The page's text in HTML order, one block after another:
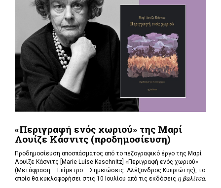
«Περιγραφή ενός χωριού» της Μαρί
Λουίζε Κάσνιτς (προδημοσίευση)
Προδημοσίευση αποσπάσματος από το πεζογραφικό έργο της Μαρί
Λουίζε Κάσνιτς [Marie Luise Kaschnitz] «Περιγραφή ενός χωριού»
(Μετάφραση – Επίμετρο – Σημειώσεις: Αλέξανδρος Κυπριώτης), το
οποίο θα κυκλοφορήσει στις 10 Ιουλίου από τις εκδόσεις η βαλίτσα.